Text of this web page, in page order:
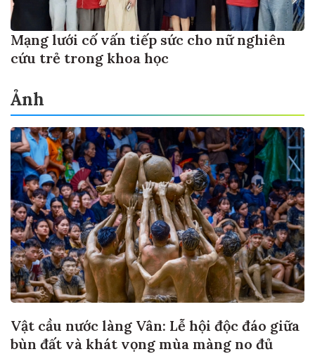
Mạng lưới cố vấn tiếp sức cho nữ nghiên
cứu trẻ trong khoa học
Ảnh
Vật cầu nước làng Vân: Lễ hội độc đáo giữa
bùn đất và khát vọng mùa màng no đủ